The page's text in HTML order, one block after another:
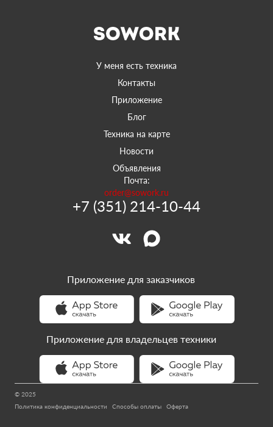
У меня есть техника
Контакты
Приложение
Блог
Техника на карте
Новости
Объявления
Почта:
order@sowork.ru
+7 (351) 214-10-44
© 2025
Политика конфиденциальности
Способы оплаты Оферта
Приложение для заказчиков
Приложение для владельцев техники